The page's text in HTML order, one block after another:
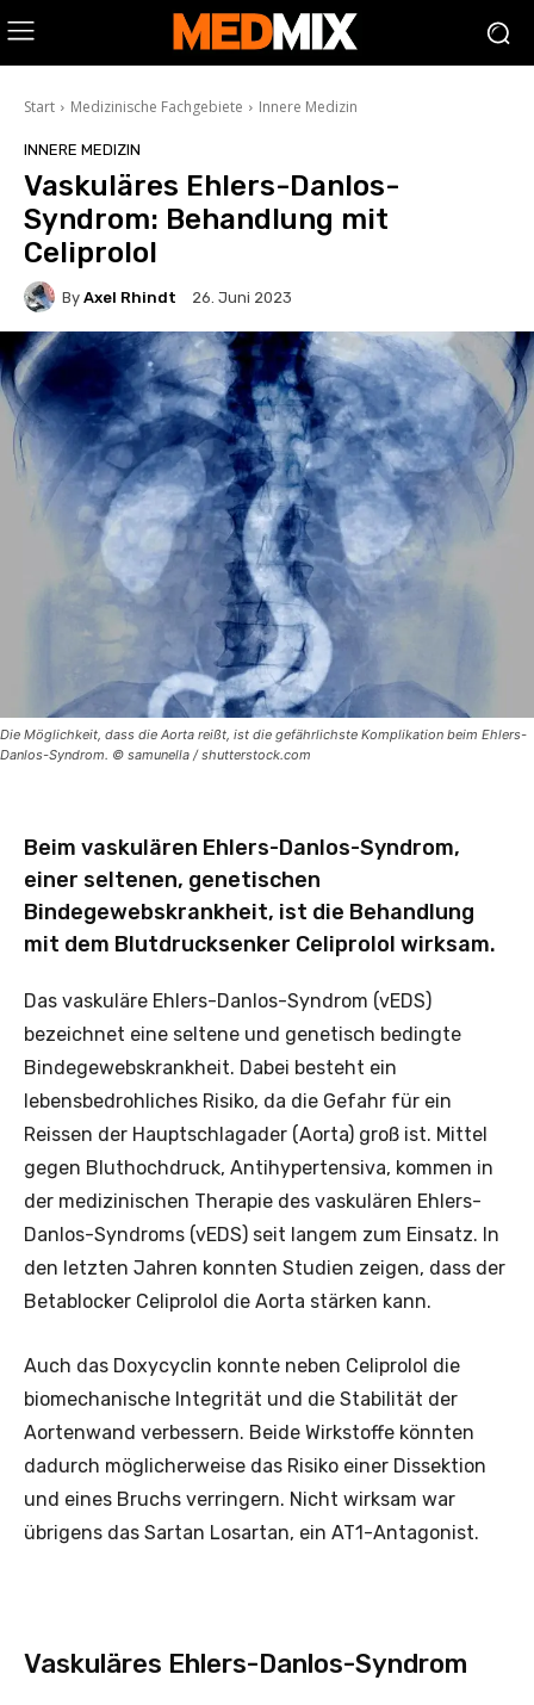
Start Medizinische Fachgebiete Innere Medizin
INNERE MEDIZIN
Vaskuläres Ehlers-Danlos-
Syndrom: Behandlung mit
Celiprolol
By Axel Rhindt 26. Juni 2023
Die Möglichkeit, dass die Aorta reißt, ist die gefährlichste Komplikation beim Ehlers-
Danlos-Syndrom. © samunella / shutterstock.com
Beim vaskulären Ehlers-Danlos-Syndrom,
einer seltenen, genetischen
Bindegewebskrankheit, ist die Behandlung
mit dem Blutdrucksenker Celiprolol wirksam.
Das vaskuläre Ehlers-Danlos-Syndrom (vEDS)
bezeichnet eine seltene und genetisch bedingte
Bindegewebskrankheit. Dabei besteht ein
lebensbedrohliches Risiko, da die Gefahr für ein
Reissen der Hauptschlagader (Aorta) groß ist. Mittel
gegen Bluthochdruck, Antihypertensiva, kommen in
der medizinischen Therapie des vaskulären Ehlers-
Danlos-Syndroms (vEDS) seit langem zum Einsatz. In
den letzten Jahren konnten Studien zeigen, dass der
Betablocker Celiprolol die Aorta stärken kann.
Auch das Doxycyclin konnte neben Celiprolol die
biomechanische Integrität und die Stabilität der
Aortenwand verbessern. Beide Wirkstoffe könnten
dadurch möglicherweise das Risiko einer Dissektion
und eines Bruchs verringern. Nicht wirksam war
übrigens das Sartan Losartan, ein AT1-Antagonist.
Vaskuläres Ehlers-Danlos-Syndrom